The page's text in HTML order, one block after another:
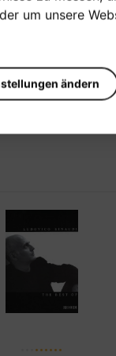
um unsere
ändern
für den
Verkaufspreis:
11,20 €